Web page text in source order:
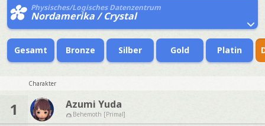
Physisches/Logisches Datenzentrum
Nordamerika / Crystal
Gesamt Bronze Silber Gold Platin
Charakter
1 Azumi Yuda
Behemoth [Primal]